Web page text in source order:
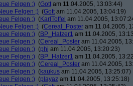
Felgen ;) (Gott am 11.04.2005, 13:03:44)
Felgen ;) (Gott am 11.04.2005, 13:04:19)
Felgen ;) (KarlToffel am 11.04.2005,
Felgen ;) (Cereal_Poster am 11.04.2005,
Felgen ;) (BP_Hatzer1 am 11.04.2005,
Felgen ;) (Cereal_Poster am 11.04.2005,
Felgen ;) (phj am 11.04.2005, 13:20:23)
Felgen ;) (BP_Hatzer1 am 11.04.2005,
Felgen ;) (Cereal_Poster am 11.04.2005,
Felgen ;) (kaukus am 11.04.2005, 13:25:07)
Felgen ;) (playaz am 11.04.2005, 13:25:18)